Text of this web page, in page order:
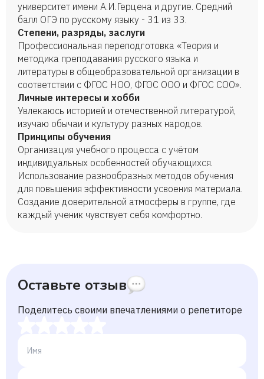
университет имени А.И.Герцена и другие. Средний
балл ОГЭ по русскому языку - 31 из 33.
Степени, разряды, заслуги
Профессиональная переподготовка «Теория и
методика преподавания русского языка и
литературы в общеобразовательной организации в
соответствии с ФГОС НОО, ФГОС ООО и ФГОС СОО».
Личные интересы и хобби
Увлекаюсь историей и отечественной литературой,
изучаю обычаи и культуру разных народов.
Принципы обучения
Организация учебного процесса с учётом
индивидуальных особенностей обучающихся.
Использование разнообразных методов обучения
для повышения эффективности усвоения материала.
Создание доверительной атмосферы в группе, где
каждый ученик чувствует себя комфортно.
Оставьте отзыв
Поделитесь своими впечатлениями о репетиторе